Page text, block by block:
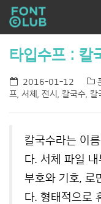
타입수프 : 칼
2016-01-12
프
서체 전시 칼국수 칼
칼국수라는 이
다. 서체 파일
부호와 기호, 로
다. 형태적으로